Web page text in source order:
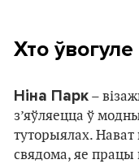
Хто
Ніна Парк –
з’яўляецца ў
туторыялах. Нават
свядома, яе працы